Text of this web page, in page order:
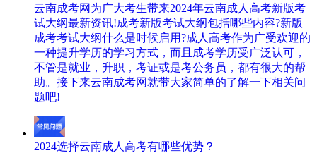
云南成考网为广大考生带来2024年云南成人高考新版考
试大纲最新资讯!成考新版考试大纲包括哪些内容?新版
成考考试大纲什么是时候启用?成人高考作为广受欢迎的
一种提升学历的学习方式，而且成考学历受广泛认可，
不管是就业，升职，考证或是考公务员，都有很大的帮
助。接下来云南成考网就带大家简单的了解一下相关问
题吧!
2024选择云南成人高考有哪些优势？